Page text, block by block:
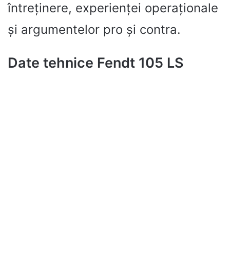
întreținere, experienței operaționale
și argumentelor pro și contra.
Date tehnice Fendt 105 LS